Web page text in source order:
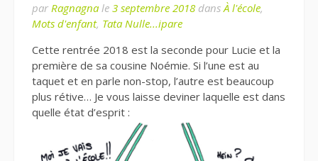
par Ragnagna le 3 septembre 2018 dansÀ l'école,
Mots d'enfant, Tata Nulle...ipare
Cette rentrée 2018 est la seconde pour Lucie et la
première de sa cousine Noémie. Si l’une est au
taquet et en parle non-stop, l’autre est beaucoup
plus rétive… Je vous laisse deviner laquelle est dans
quelle état d’esprit :